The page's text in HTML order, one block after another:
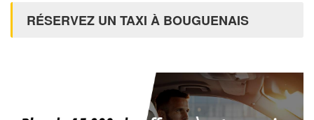
RÉSERVEZ UN TAXI À BOUGUENAIS